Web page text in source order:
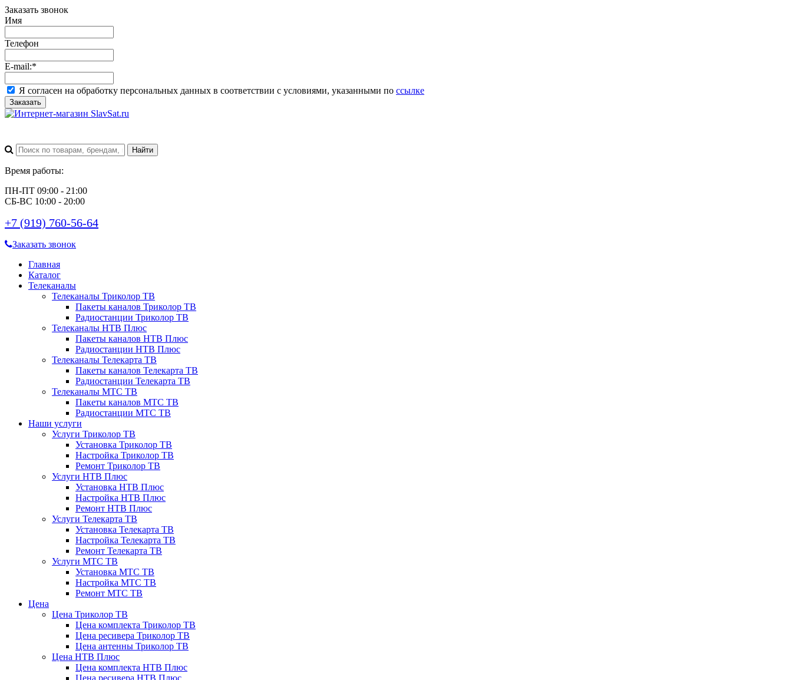
Заказать звонок
Имя
Телефон
E-mail:*
Я согласен на обработку персональных данных в соответствии с условиями, указанными по ссылке
Заказать
Время работы:
ПН-ПТ 09:00 - 21:00
СБ-ВС 10:00 - 20:00
+7 (919) 760-56-64
Заказать звонок
Главная
Каталог
Телеканалы
Телеканалы Триколор ТВ
Пакеты каналов Триколор ТВ
Радиостанции Триколор ТВ
Телеканалы НТВ Плюс
Пакеты каналов НТВ Плюс
Радиостанции НТВ Плюс
Телеканалы Телекарта ТВ
Пакеты каналов Телекарта ТВ
Радиостанции Телекарта ТВ
Телеканалы МТС ТВ
Пакеты каналов МТС ТВ
Радиостанции МТС ТВ
Наши услуги
Услуги Триколор ТВ
Установка Триколор ТВ
Настройка Триколор ТВ
Ремонт Триколор ТВ
Услуги НТВ Плюс
Установка НТВ Плюс
Настройка НТВ Плюс
Ремонт НТВ Плюс
Услуги Телекарта ТВ
Установка Телекарта ТВ
Настройка Телекарта ТВ
Ремонт Телекарта ТВ
Услуги МТС ТВ
Установка МТС ТВ
Настройка МТС ТВ
Ремонт МТС ТВ
Цена
Цена Триколор ТВ
Цена комплекта Триколор ТВ
Цена ресивера Триколор ТВ
Цена антенны Триколор ТВ
Цена НТВ Плюс
Цена комплекта НТВ Плюс
Цена ресивера НТВ Плюс